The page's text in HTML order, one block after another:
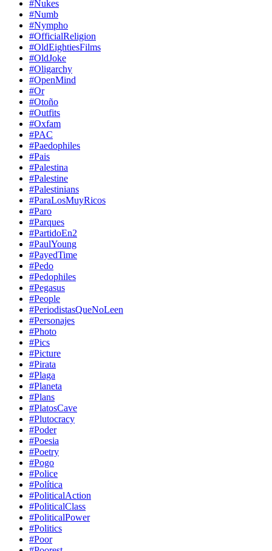
#Nukes
#Numb
#Nympho
#OfficialReligion
#OldEightiesFilms
#OldJoke
#Oligarchy
#OpenMind
#Or
#Otoño
#Outfits
#Oxfam
#PAC
#Paedophiles
#Pais
#Palestina
#Palestine
#Palestinians
#ParaLosMuyRicos
#Paro
#Parques
#PartidoEn2
#PaulYoung
#PayedTime
#Pedo
#Pedophiles
#Pegasus
#People
#PeriodistasQueNoLeen
#Personajes
#Photo
#Pics
#Picture
#Pirata
#Plaga
#Planeta
#Plans
#PlatosCave
#Plutocracy
#Poder
#Poesia
#Poetry
#Pogo
#Police
#Política
#PoliticalAction
#PoliticalClass
#PoliticalPower
#Politics
#Poor